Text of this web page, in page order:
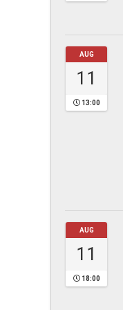
AUG
11
13:00
AUG
11
18:00